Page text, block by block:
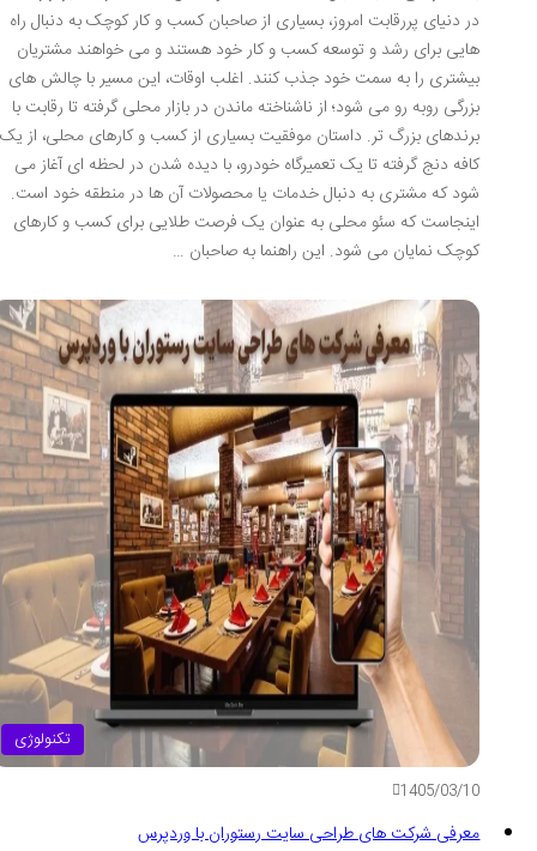
در دنیای پررقابت امروز، بسیاری از صاحبان کسب و کار کوچک به دنبال راه
هایی برای رشد و توسعه کسب و کار خود هستند و می خواهند مشتریان
بیشتری را به سمت خود جذب کنند. اغلب اوقات، این مسیر با چالش های
بزرگی روبه رو می شود؛ از ناشناخته ماندن در بازار محلی گرفته تا رقابت با
برندهای بزرگ تر. داستان موفقیت بسیاری از کسب و کارهای محلی، از یک
کافه دنج گرفته تا یک تعمیرگاه خودرو، با دیده شدن در لحظه ای آغاز می
شود که مشتری به دنبال خدمات یا محصولات آن ها در منطقه خود است.
اینجاست که سئو محلی به عنوان یک فرصت طلایی برای کسب و کارهای
کوچک نمایان می شود. این راهنما به صاحبان …
تکنولوژی
1405/03/10
معرفی شرکت های طراحی سایت رستوران با وردپرس